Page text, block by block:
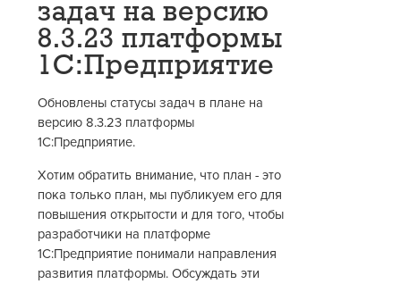
задач на версию
8.3.23 платформы
1С:Предприятие
Обновлены статусы задач в плане на
версию 8.3.23 платформы
1С:Предприятие.
Хотим обратить внимание, что план - это
пока только план, мы публикуем его для
повышения открытости и для того, чтобы
разработчики на платформе
1С:Предприятие понимали направления
развития платформы. Обсуждать эти